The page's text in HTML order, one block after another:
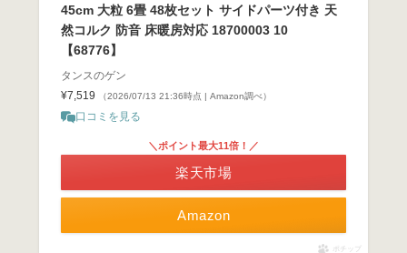
45cm 大粒 6畳 48枚セット サイドパーツ付き 天
然コルク 防音 床暖房対応 18700003 10
【68776】
タンスのゲン
¥7,519
（2026/07/13 21:36時点 | Amazon調べ）
口コミを見る
Amazon
＼ポイント最大11倍！／
楽天市場
ポチップ